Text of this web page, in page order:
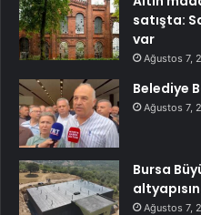
satışta:
var
Ağustos 7,
Belediye
Ağustos 7,
Bursa
Ağustos 7,